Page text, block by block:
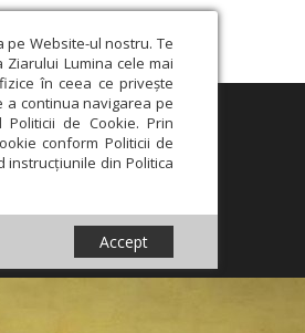
Website-ul nostru. Te
Lumina cele mai
în ceea ce privește
a continua navigarea pe
de Cookie. Prin
conform Politicii de
instrucțiunile din Politica
Accept